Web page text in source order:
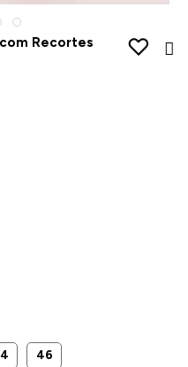
Recortes
46